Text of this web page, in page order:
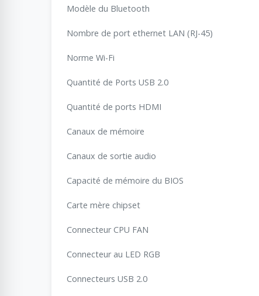
Modèle du Bluetooth
Nombre de port ethernet LAN (RJ-45)
Norme Wi-Fi
Quantité de Ports USB 2.0
Quantité de ports HDMI
Canaux de mémoire
Canaux de sortie audio
Capacité de mémoire du BIOS
Carte mère chipset
Connecteur CPU FAN
Connecteur au LED RGB
Connecteurs USB 2.0